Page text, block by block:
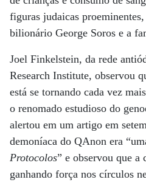
figuras judaicas
bilionário George Soros e a
Joel Finkelstein, da rede
Research Institute, observou
está se tornando cada vez
o renomado estudioso do
alertou em um artigo em
demoníaca do QAnon era
Protocolos” e observou que a
ganhando força nos círculos